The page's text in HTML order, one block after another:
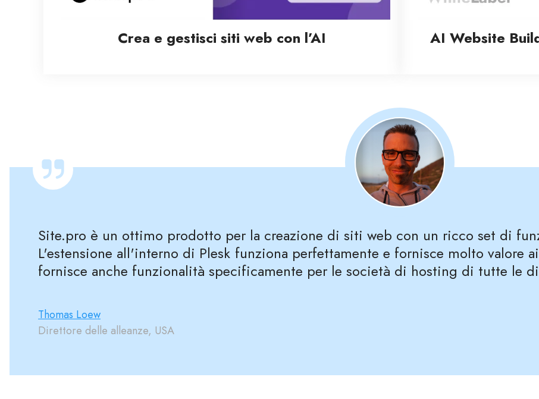
Crea e gestisci siti web con l’AI
AI Website
Site.pro è un ottimo prodotto per la creazione di siti web con un ricco set di
L'estensione all'interno di Plesk funziona perfettamente e fornisce molto valore
fornisce anche funzionalità specificamente per le società di hosting di tutte le
Thomas Loew
Direttore delle alleanze, USA